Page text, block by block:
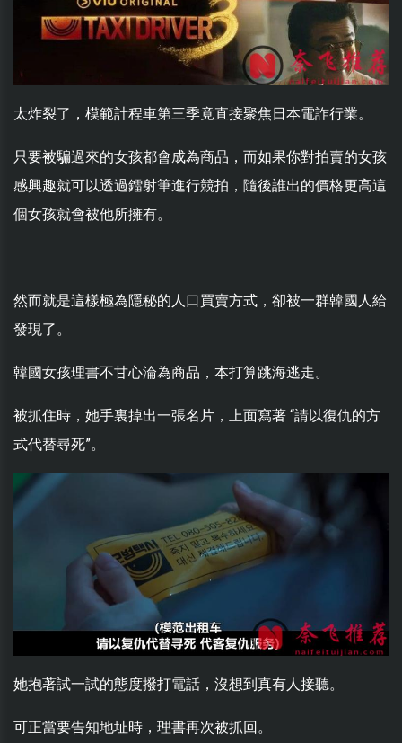
太炸裂了，模範計程車第三季竟直接聚焦日本電詐行業。
只要被騙過來的女孩都會成為商品，而如果你對拍賣的女孩
感興趣就可以透過鐳射筆進行競拍，隨後誰出的價格更高這
個女孩就會被他所擁有。
然而就是這樣極為隱秘的人口買賣方式，卻被一群韓國人給
發現了。
韓國女孩理書不甘心淪為商品，本打算跳海逃走。
被抓住時，她手裏掉出一張名片，上面寫著 “請以復仇的方
式代替尋死”。
她抱著試一試的態度撥打電話，沒想到真有人接聽。
可正當要告知地址時，理書再次被抓回。